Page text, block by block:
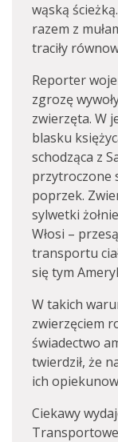
wąską
razem z
traciły
Reporter
zgrozę
zwierzęta. W
blasku
schodząca z
przytroczone
poprzek.
sylwetki
Włosi –
transportu
się tym
W takich
zwierzęciem
świadectwo
twierdził, że
ich
Ciekawy